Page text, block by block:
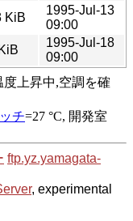
KiB
1995-Jul-13
09:00
1995-Jul-18
09:00
ftp.yz.yamagata-
, experimental